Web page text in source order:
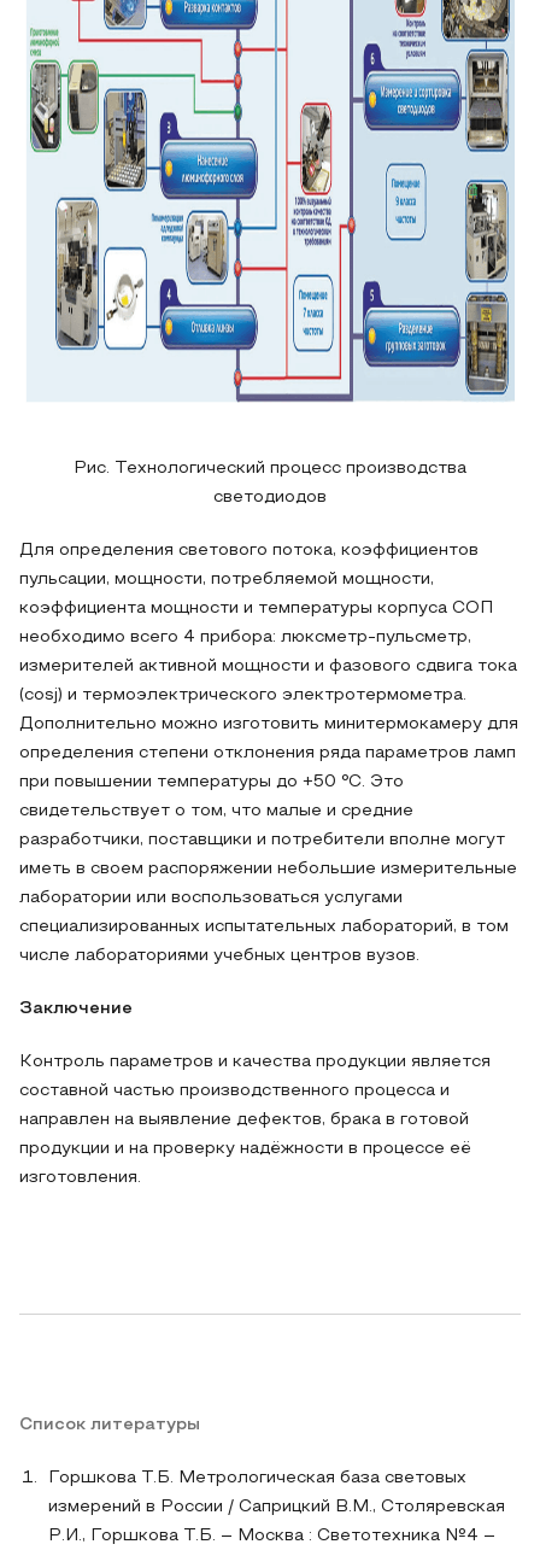
Рис. Технологический процесс производства
светодиодов
Для определения светового потока, коэффициентов
пульсации, мощности, потребляемой мощности,
коэффициента мощности и температуры корпуса СОП
необходимо всего 4 прибора: люксметр-пульсметр,
измерителей активной мощности и фазового сдвига тока
(cosj) и термоэлектрического электротермометра.
Дополнительно можно изготовить минитермокамеру для
определения степени отклонения ряда параметров ламп
при повышении температуры до +50 °C. Это
свидетельствует о том, что малые и средние
разработчики, поставщики и потребители вполне могут
иметь в своем распоряжении небольшие измерительные
лаборатории или воспользоваться услугами
специализированных испытательных лабораторий, в том
числе лабораториями учебных центров вузов.
Заключение
Контроль параметров и качества продукции является
составной частью производственного процесса и
направлен на выявление дефектов, брака в готовой
продукции и на проверку надёжности в процессе её
изготовления.
Список литературы
Горшкова Т.Б. Метрологическая база световых
измерений в России / Саприцкий В.М., Столяревская
Р.И., Горшкова Т.Б. – Москва : Светотехника №4 –